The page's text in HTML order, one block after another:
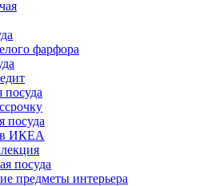
фарфора
посуда
посуда
в ИКЕА
посуда
предметы интерьера